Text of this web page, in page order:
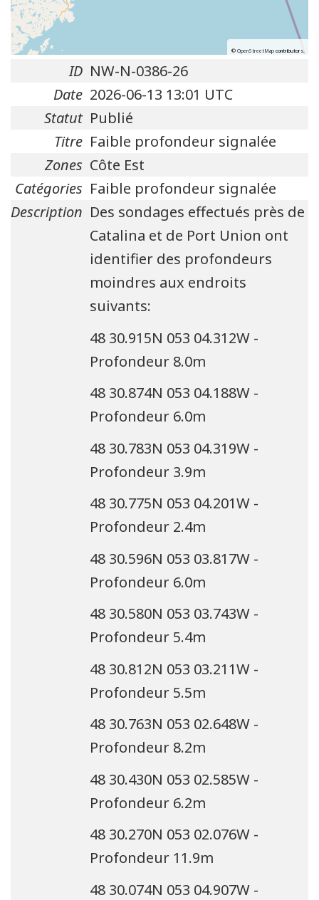
© OpenStreetMapcontributors.
ID NW-N-0386-26
Date 2026-06-13 13:01 UTC
Statut Publié
Titre Faible profondeur signalée
Zones Côte Est
Catégories Faible profondeur signalée
Description Des sondages effectués près de
Catalina et de Port Union ont
identifier des profondeurs
moindres aux endroits
suivants:
48 30.915N 053 04.312W -
Profondeur 8.0m
48 30.874N 053 04.188W -
Profondeur 6.0m
48 30.783N 053 04.319W -
Profondeur 3.9m
48 30.775N 053 04.201W -
Profondeur 2.4m
48 30.596N 053 03.817W -
Profondeur 6.0m
48 30.580N 053 03.743W -
Profondeur 5.4m
48 30.812N 053 03.211W -
Profondeur 5.5m
48 30.763N 053 02.648W -
Profondeur 8.2m
48 30.430N 053 02.585W -
Profondeur 6.2m
48 30.270N 053 02.076W -
Profondeur 11.9m
48 30.074N 053 04.907W -